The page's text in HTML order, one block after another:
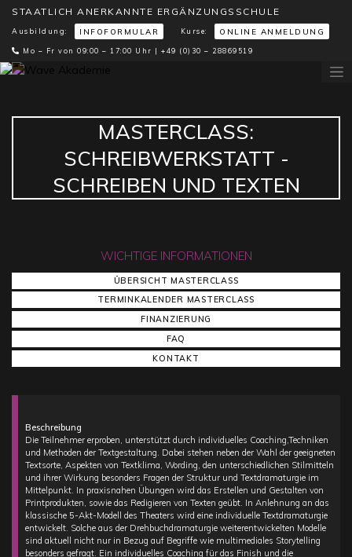
STAATLICH ANERKANNTE ERGÄNZUNGSSCHULE
Ausbildung: INFOFORMULAR Kurse: ONLINE ANMELDUNG
Mo – Fr von 09:00 – 17:00 Uhr | +49 (0)30 – 28869519
MASTERCLASS:
SCHREIBWERKSTATT -
SCHREIBEN UND TEXTEN
WICHTIGE INFORMATIONEN
ÜBERSICHT MASTERCLASS
TERMINKALENDER MASTERCLASS
FINANZIERUNG
FAQ
KONTAKT
Beschreibung
Die Teilnehmer erproben, unterstützt durch individuelles Coaching,Techniken
und Methoden der Textgestaltung. Dabei stehen neben der Wahl der geeigneten
Textsorte, Aspekten von Textklima, Wording, den unterschiedlichen Stilmitteln
und ihrer Wirkung besonders Fragen der Struktur und Textdramaturgie im
Mittelpunkt. In praxisnahen Übungen wird das Erstellen und Gestalten von
Printprodukten, sowie das Redigieren von Texten geübt. In Anlehnung an das
klassische 5-Akt-Modell des Theaters wird eine individuelle Textdramaturgie
entwickelt. Solche aus der Drehbuchdramaturgie weiterentwickelten Modelle
sind aktuell nicht nur in Bezug auf Begriffe wie multimediales Storytelling
besonders gefragt. Ein individuelles Coaching für das Finish und die